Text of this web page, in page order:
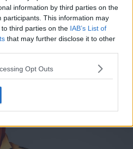
information by third parties on the
participants. This information may
third parties on the IAB’s List of
that may further disclose it to other
Opt Outs